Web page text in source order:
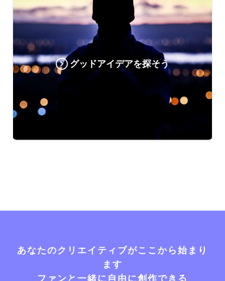
グッドアイデアを探そう
あなたのクリエイティブがここから始まり
ます
ファンと一緒に自由に創作できる